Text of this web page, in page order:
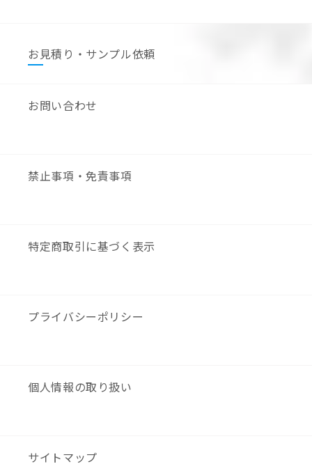
お見積り・サンプル依頼
お問い合わせ
禁止事項・免責事項
特定商取引に基づく表示
プライバシーポリシー
個人情報の取り扱い
サイトマップ